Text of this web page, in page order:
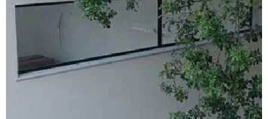
Fábrica de esquadrias
Fábrica esquadrias de alumínio
Fábrica de esquadrias de alumínio em são paulo
Fábrica de esquadrias de alumínio em sp